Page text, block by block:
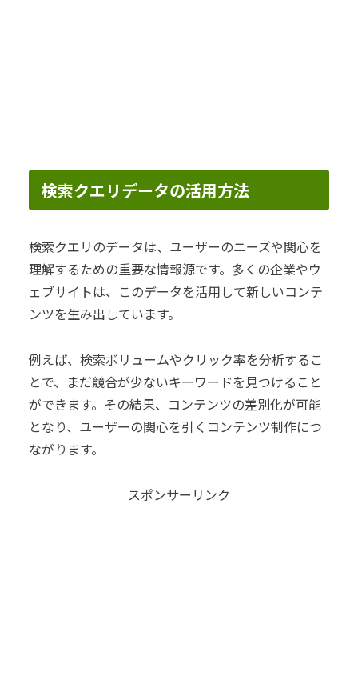
検索クエリデータの活用方法
検索クエリのデータは、ユーザーのニーズや関心を
理解するための重要な情報源です。多くの企業やウ
ェブサイトは、このデータを活用して新しいコンテ
ンツを生み出しています。
例えば、検索ボリュームやクリック率を分析するこ
とで、まだ競合が少ないキーワードを見つけること
ができます。その結果、コンテンツの差別化が可能
となり、ユーザーの関心を引くコンテンツ制作につ
ながります。
スポンサーリンク